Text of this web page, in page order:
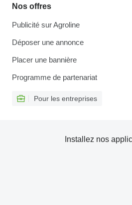
Nos offres
Publicité sur Agroline
Déposer une annonce
Placer une bannière
Programme de partenariat
Pour les entreprises
Installez nos